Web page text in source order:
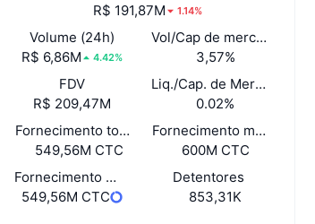
R$ 191,87M
1.14%
Volume (24h)
R$ 6,86M
4.42%
Vol/Cap de mercado (24h)
3,57%
FDV
R$ 209,47M
Liq./Cap. de Mercado
0.02%
Fornecimento total
549,56M CTC
Fornecimento máximo
600M CTC
Fornecimento em circulação
549,56M CTC
Detentores
853,31K